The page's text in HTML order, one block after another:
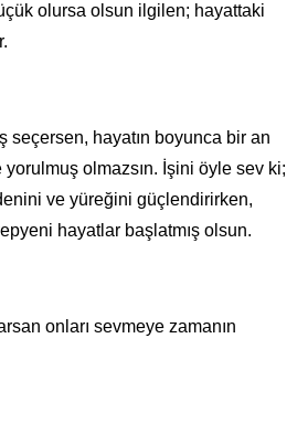
olursa olsun ilgilen; hayattaki
seçersen, hayatın boyunca bir an
yorulmuş olmazsın. İşini öyle sev ki;
ve yüreğini güçlendirirken,
hayatlar başlatmış olsun.
onları sevmeye zamanın